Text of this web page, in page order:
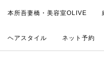
本所吾妻橋・美容室OLIVE
ヘアスタイル ネット予約